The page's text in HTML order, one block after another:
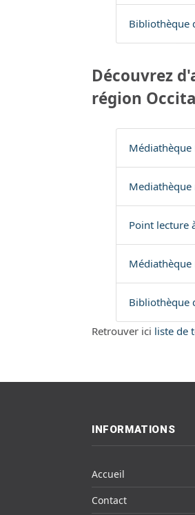
Bibliothèque
Découvrez
région
Médiathèque
Mediathèque
Point lecture
Médiathèque
Bibliothèque
Retrouver ici liste de
INFORMATIONS
Accueil
Contact